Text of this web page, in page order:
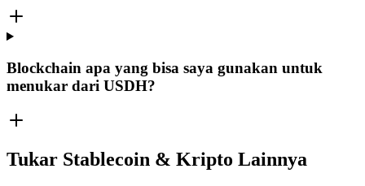
Blockchain apa yang bisa saya gunakan untuk
menukar dari USDH?
Tukar Stablecoin & Kripto Lainnya